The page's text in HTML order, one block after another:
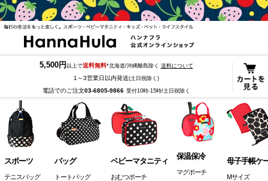
5,500円 以上で送料無料*北海道/沖縄離島除く 送料について
1～3営業日以内発送(土日祝除く)
電話でのご注文03-6805-9866 受付10時-15時/土日祝除く
スポーツ
テニスバッグ
バッグ
トートバッグ
ベビーマタニティ
おむつポーチ
保温保冷
マグポーチ
母子手帳ケ
Mサイズ